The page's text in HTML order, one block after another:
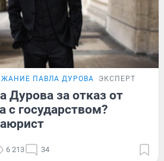
ПАВЛА ДУРОВА ЭКСПЕРТ
Дурова за отказ от
с государством?
6 213 34